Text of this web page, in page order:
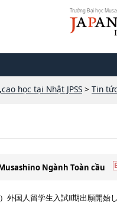
học tại Nhật JPSS > Tin
Ngành Toàn cầu
国人留学生入試Ⅱ期出願開始